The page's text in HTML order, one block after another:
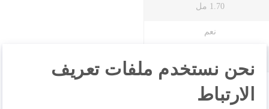
1.70 مل
نعم
نحن نستخدم ملفات تعريف
الارتباط